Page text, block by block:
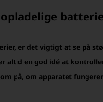
er det vigtigt at se på
altid en god idé at
på, om apparatet